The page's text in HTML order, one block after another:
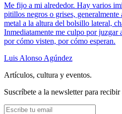
Me fijo a mi alrededor. Hay varios
pitillos negros o grises, generalmente
metal a la altura del bolsillo lateral,
Inmediatamente me culpo por juzgar
por cómo visten, por cómo esperan.
Luis Alonso Agúndez
Artículos, cultura y eventos.
Suscríbete a la newsletter para